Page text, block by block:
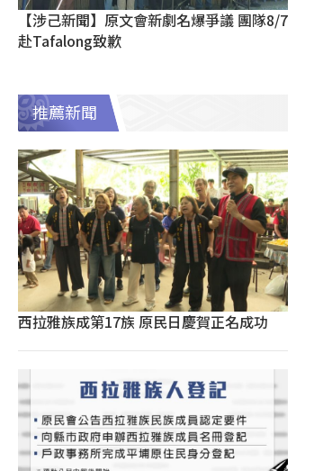
【涉己新聞】原文會新劇名爆爭議 團隊8/7
赴Tafalong致歉
推薦新聞
西拉雅族成第17族 原民日慶賀正名成功